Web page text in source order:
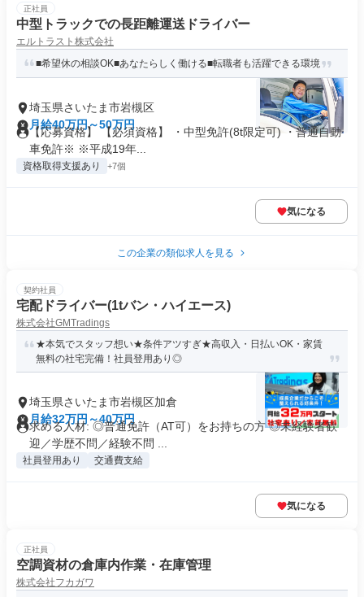
正社員
中型トラックでの長距離運送ドライバー
エルトラスト株式会社
■希望休の相談OK■あなたらしく働ける■転職者も活躍できる環境
埼玉県さいたま市岩槻区
月給40万円～50万円
【応募資格】 【必須資格】 ・中型免許(8t限定可) ・普通自動
車免許※ ※平成19年...
資格取得支援あり +7個
気になる
この企業の類似求人を見る
契約社員
宅配ドライバー(1tバン・ハイエース)
株式会社GMTradings
★本気でスタッフ想い★条件アツすぎ★高収入・日払いOK・家賃
無料の社宅完備！社員登用あり◎
埼玉県さいたま市岩槻区加倉
月給32万円～40万円
求める人材: ◎普通免許（AT可）をお持ちの方 ◎未経験者歓
迎／学歴不問／経験不問 ...
社員登用あり 交通費支給
気になる
正社員
空調資材の倉庫内作業・在庫管理
株式会社フカガワ